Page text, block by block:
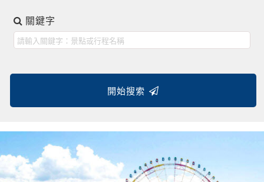
關鍵字
開始搜索